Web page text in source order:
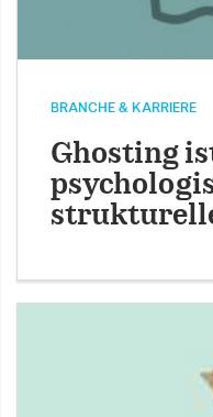
BRANCHE & KARRIERE
Ghosting